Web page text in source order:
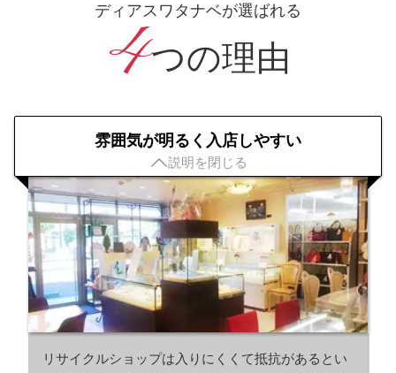
ディアスワタナベが選ばれる
4つの理由
雰囲気が明るく入店しやすい
説明を閉じる
リサイクルショップは入りにくくて抵抗があるとい